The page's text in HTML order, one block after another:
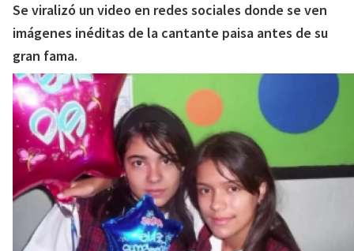
Se viralizó un video en redes sociales donde se ven
imágenes inéditas de la cantante paisa antes de su
gran fama.